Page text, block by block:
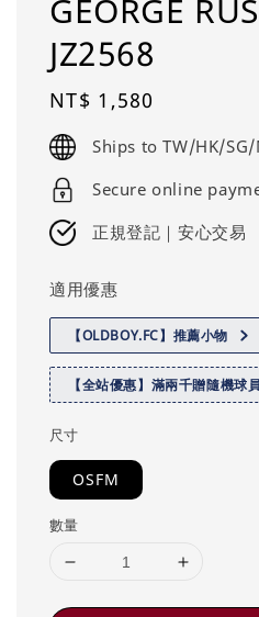
GEORGE
JZ2568
Regular
price
NT$ 1,580
Ships to TW/HK/SG/
Secure online
正規登記｜安心交易
適用優惠
【OLDBOY.FC】推薦小物
【全站優惠】滿兩千贈隨機球
尺寸
OSFM
數量